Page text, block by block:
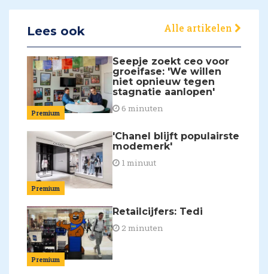
Lees ook Alle artikelen
Premium
Seepje zoekt ceo voor
groeifase: 'We willen
niet opnieuw tegen
stagnatie aanlopen'
6 minuten
Premium
'Chanel blijft populairste
modemerk'
1 minuut
Premium
Retailcijfers: Tedi
2 minuten